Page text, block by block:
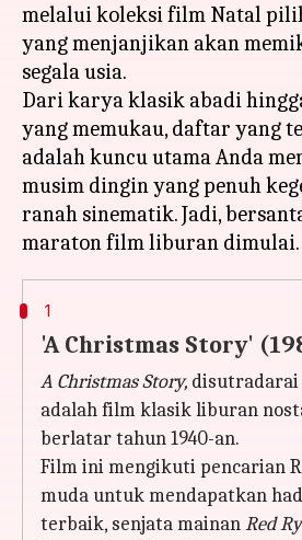
melalui koleksi film Natal
yang menjanjikan akan
segala usia.
Dari karya klasik abadi
yang memukau, daftar yang
adalah kuncu utama Anda
musim dingin yang penuh
ranah sinematik. Jadi,
1
'A Christmas Story'
A Christmas Story, disutradarai
adalah film klasik liburan
berlatar tahun 1940-an.
Film ini mengikuti pencarian
muda untuk mendapatkan
terbaik, senjata mainanRed